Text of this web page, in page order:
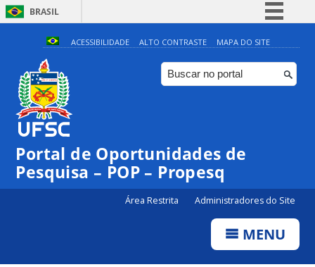
BRASIL
Simplifique!
Comunica BR
Participe
Canais
ACESSIBILIDADE ALTO CONTRASTE MAPA DO SITE
Portal de Oportunidades de
Pesquisa – POP – Propesq
Área Restrita Administradores do Site
MENU